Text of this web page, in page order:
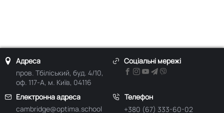
Електронна адреса
cambridge@optima.school
Телефон
+380 (67) 333-60-02
Адреса
пров. Тбіліський, буд. 4/10,
оф. 117-А, м. Київ, 04116
Соціальні мережі